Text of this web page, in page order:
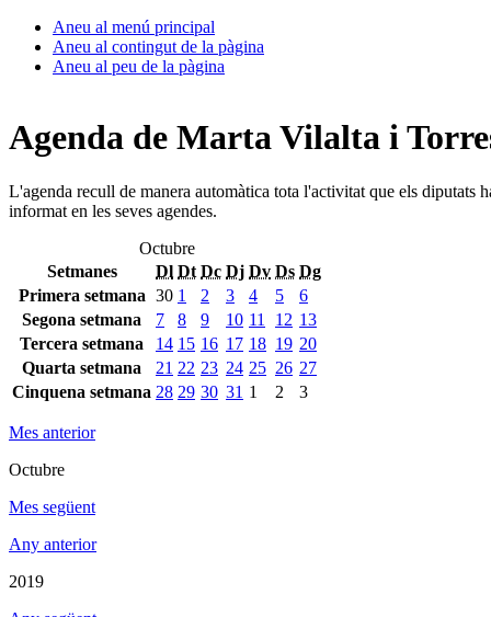
Aneu al menú principal
Aneu al contingut de la pàgina
Aneu al peu de la pàgina
Agenda de Marta Vilalta i
L'agenda recull de manera automàtica tota l'activitat que els diputats
informat en les seves agendes.
Octubre
Setmanes
Dl Dt Dc Dj Dv Ds Dg
Primera setmana 30 1 2 3 4 5
6
Segona setmana
7 8 9 10 11 12 13
Tercera setmana
14 15 16 17 18 19 20
Quarta setmana
21 22 23 24 25 26 27
Cinquena setmana 28 29 30 31 1 2 3
Mes anterior
Octubre
Mes següent
Any anterior
2019